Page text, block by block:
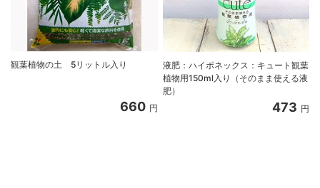
観葉植物の土 5リットル入り
660 円
液肥：ハイポネックス：キュート観葉
植物用150ml入り（そのまま使える液
肥）
473 円